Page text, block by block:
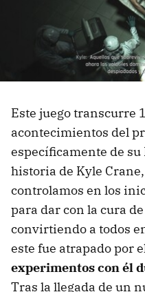
Este juego transcurre
acontecimientos del
específicamente de
historia de Kyle
controlamos en los
para dar con la cura
convirtiendo a todos
este fue atrapado por
experimentos con él
Tras la llegada de un